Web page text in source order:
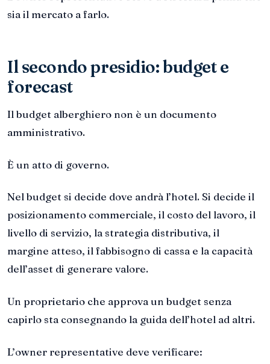
sia il mercato a farlo.
Il secondo presidio: budget e
forecast
Il budget alberghiero non è un documento
amministrativo.
È un atto di governo.
Nel budget si decide dove andrà l’hotel. Si decide il
posizionamento commerciale, il costo del lavoro, il
livello di servizio, la strategia distributiva, il
margine atteso, il fabbisogno di cassa e la capacità
dell’asset di generare valore.
Un proprietario che approva un budget senza
capirlo sta consegnando la guida dell’hotel ad altri.
L’owner representative deve verificare: